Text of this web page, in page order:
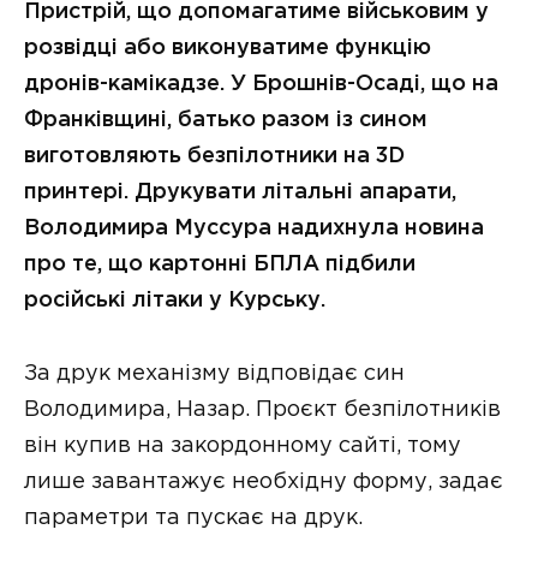
Пристрій, що допомагатиме військовим у
розвідці або виконуватиме функцію
дронів-камікадзе. У Брошнів-Осаді, що на
Франківщині, батько разом із сином
виготовляють безпілотники на 3D
принтері. Друкувати літальні апарати,
Володимира Муссура надихнула новина
про те, що картонні БПЛА підбили
російські літаки у Курську.
За друк механізму відповідає син
Володимира, Назар. Проєкт безпілотників
він купив на закордонному сайті, тому
лише завантажує необхідну форму, задає
параметри та пускає на друк.